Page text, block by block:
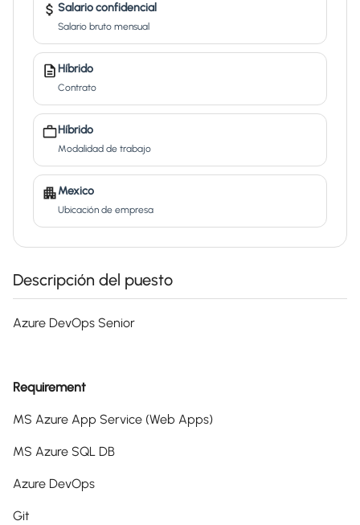
Salario confidencial
Salario bruto mensual
Híbrido
Contrato
Híbrido
Modalidad de trabajo
Mexico
Ubicación de empresa
Descripción del puesto
Azure DevOps Senior
Requirement
MS Azure App Service (Web Apps)
MS Azure SQL DB
Azure DevOps
Git